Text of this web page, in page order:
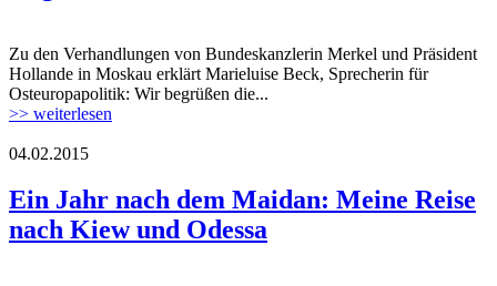
ukraine_02.jpg
Zu den Verhandlungen von Bundeskanzlerin Merkel und Präsident
Hollande in Moskau erklärt Marieluise Beck, Sprecherin für
Osteuropapolitik: Wir begrüßen die...
>> weiterlesen
04.02.2015
Ein Jahr nach dem Maidan: Meine Reise
nach Kiew und Odessa